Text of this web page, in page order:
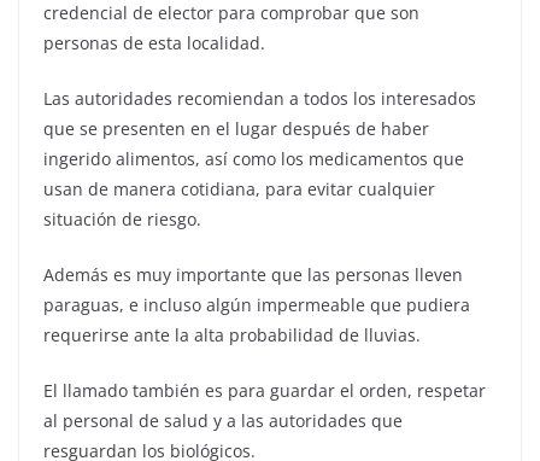
credencial de elector para comprobar que son
personas de esta localidad.
Las autoridades recomiendan a todos los interesados
que se presenten en el lugar después de haber
ingerido alimentos, así como los medicamentos que
usan de manera cotidiana, para evitar cualquier
situación de riesgo.
Además es muy importante que las personas lleven
paraguas, e incluso algún impermeable que pudiera
requerirse ante la alta probabilidad de lluvias.
El llamado también es para guardar el orden, respetar
al personal de salud y a las autoridades que
resguardan los biológicos.